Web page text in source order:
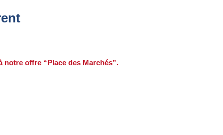
notre offre “Place des Marchés”.